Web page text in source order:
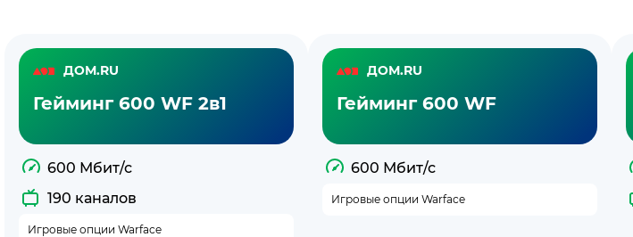
Тарифы
недорогим
интернетом
Дом.ру
ДОМ.RU
Гейминг 600 WF 2в1
600 Мбит/с
190 каналов
Игровые опции Warface
ДОМ.RU
Гейминг 600 WF
600 Мбит/с
Игровые опции Warface